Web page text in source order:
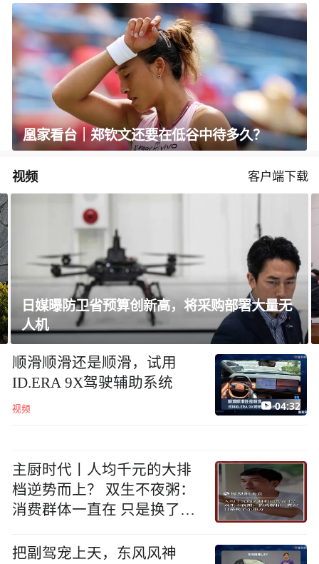
凰家看台｜郑钦文还要在低谷中待多久？
视频 客户端下载
韩国足协就“性招待”外国裁判丑闻致歉
顺滑顺滑还是顺滑，试用
ID.ERA 9X驾驶辅助系统
视频 04:32
主厨时代丨人均千元的大排
档逆势而上？ 双生不夜粥：
消费群体一直在 只是换了个
把副驾宠上天，东风风神